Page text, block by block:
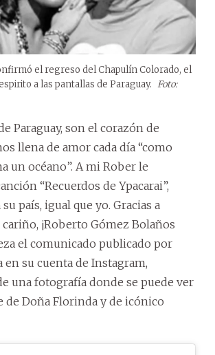
el regreso del Chapulín Colorado, el
a las pantallas de Paraguay. Foto:
Paraguay, son el corazón de
llena de amor cada día “como
un océano”. A mi Rober le
“Recuerdos de Ypacarai”,
país, igual que yo. Gracias a
cariño, ¡Roberto Gómez Bolaños
el comunicado publicado por
en su cuenta de Instagram,
una fotografía donde se puede ver
de Doña Florinda y de icónico